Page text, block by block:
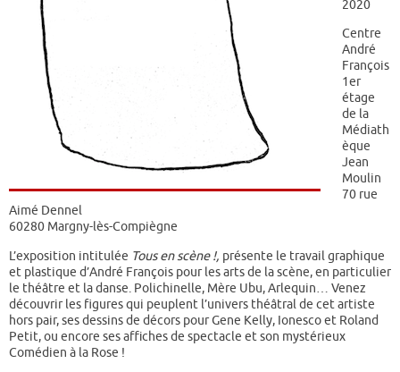
2020
Centre
André
François
1er
étage
de la
Médiath
èque
Jean
Moulin
70 rue
Aimé Dennel
60280 Margny-lès-Compiègne
L’exposition intitulée Tous en scène !, présente le travail graphique
et plastique d’André François pour les arts de la scène, en particulier
le théâtre et la danse. Polichinelle, Mère Ubu, Arlequin… Venez
découvrir les figures qui peuplent l’univers théâtral de cet artiste
hors pair, ses dessins de décors pour Gene Kelly, Ionesco et Roland
Petit, ou encore ses affiches de spectacle et son mystérieux
Comédien à la Rose !